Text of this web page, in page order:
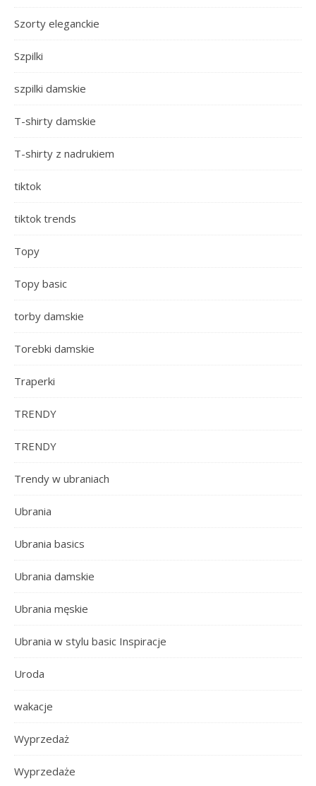
Szorty eleganckie
Szpilki
szpilki damskie
T-shirty damskie
T-shirty z nadrukiem
tiktok
tiktok trends
Topy
Topy basic
torby damskie
Torebki damskie
Traperki
TRENDY
TRENDY
Trendy w ubraniach
Ubrania
Ubrania basics
Ubrania damskie
Ubrania męskie
Ubrania w stylu basic Inspiracje
Uroda
wakacje
Wyprzedaż
Wyprzedaże